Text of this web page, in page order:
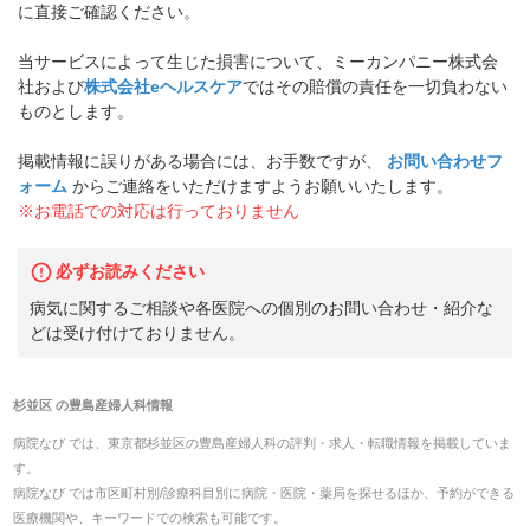
に直接ご確認ください。
当サービスによって生じた損害について、ミーカンパニー株式会
社および株式会社eヘルスケアではその賠償の責任を一切負わない
ものとします。
掲載情報に誤りがある場合には、お手数ですが、
お問い合わせフ
ォーム からご連絡をいただけますようお願いいたします。
※お電話での対応は行っておりません
必ずお読みください
病気に関するご相談や各医院への個別のお問い合わせ・紹介な
どは受け付けておりません。
杉並区の豊島産婦人科情報
病院なび では、 東京都杉並区の豊島産婦人科の評判・求人・転職情報を掲載していま
す。
病院なび では市区町村別/診療科目別に病院・医院・薬局を探せるほか、予約ができる
医療機関や、キーワードでの検索も可能です。